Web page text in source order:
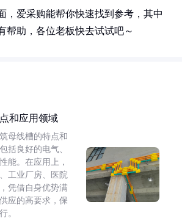
，爱采购能帮你快速找到参考，其中
帮助，各位老板快去试试吧～
和应用领域
母线槽的特点和
括良好的电气、
能。在应用上，
工业厂房、医院
凭借自身优势满
应的高要求，保
。